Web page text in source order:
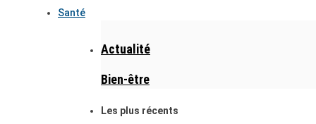
Santé
Actualité
Bien-être
Les plus récents